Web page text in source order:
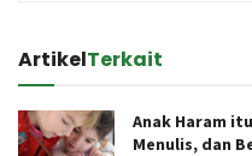
ArtikelTerkait
Anak Haram
Menulis, dan